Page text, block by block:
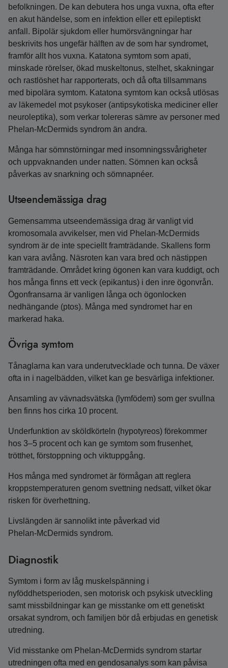
befolkningen. De kan debutera hos unga vuxna, ofta efter
en akut händelse, som en infektion eller ett epileptiskt
anfall. Bipolär sjukdom eller humör­svängningar har
beskrivits hos ungefär hälften av de som har syndromet,
framför allt hos vuxna. Katatona symtom som apati,
minskade rörelser, ökad muskeltonus, stelhet, skakningar
och rastlöshet har rapporterats, och då ofta tillsammans
med bipolära symtom. Katatona symtom kan också utlösas
av läkemedel mot psykoser (antipsykotiska mediciner eller
neuroleptika), som verkar tolereras sämre av personer med
Phelan‑McDermids syndrom än andra.
Många har sömnstörningar med insomningssvårigheter
och uppvaknanden under natten. Sömnen kan också
påverkas av snarkning och sömnapnéer.
Utseendemässiga drag
Gemensamma utseendemässiga drag är vanligt vid
kromosomala avvikelser, men vid Phelan‑McDermids
syndrom är de inte speciellt framträdande. Skallens form
kan vara avlång. Näsroten kan vara bred och nästippen
framträdande. Området kring ögonen kan vara kuddigt, och
hos många finns ett veck (epikantus) i den inre ögonvrån.
Ögonfransarna är vanligen långa och ögonlocken
nedhängande (ptos). Många med syndromet har en
markerad haka.
Övriga symtom
Tånaglarna kan vara underutvecklade och tunna. De växer
ofta in i nagelbädden, vilket kan ge besvärliga infektioner.
Ansamling av vävnadsvätska (lymfödem) som ger svullna
ben finns hos cirka 10 procent.
Underfunktion av sköldkörteln (hypotyreos) förekommer
hos 3–5 procent och kan ge symtom som frusenhet,
trötthet, förstoppning och viktuppgång.
Hos många med syndromet är förmågan att reglera
kroppstemperaturen genom svettning nedsatt, vilket ökar
risken för överhettning.
Livslängden är sannolikt inte påverkad vid
Phelan‑McDermids syndrom.
Diagnostik
Symtom i form av låg muskelspänning i
nyföddhetsperioden, sen motorisk och psykisk utveckling
samt missbildningar kan ge misstanke om ett genetiskt
orsakat syndrom, och familjen bör då erbjudas en genetisk
utredning.
Vid misstanke om Phelan‑McDermids syndrom startar
utredningen ofta med en gendosanalys som kan påvisa